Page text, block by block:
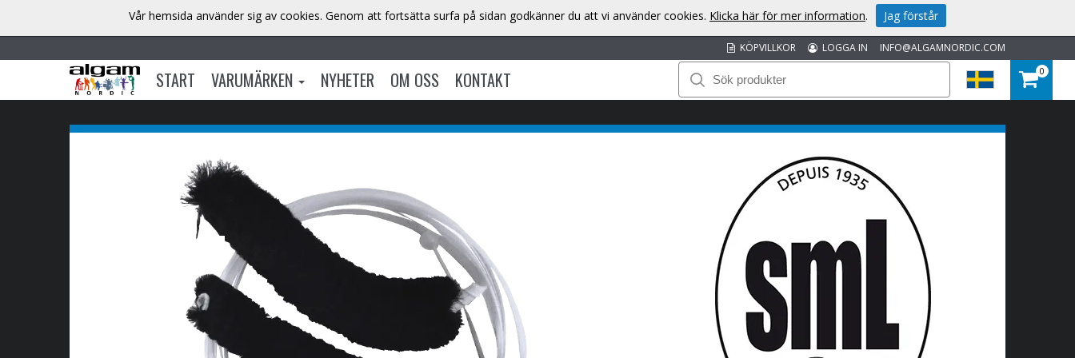
INFO@ALGAMNORDIC.COM
LOGGA IN
KÖPVILLKOR
START VARUMÄRKEN NYHETER OM OSS KONTAKT 0
Vår hemsida använder sig av cookies. Genom att fortsätta surfa på sidan godkänner du att vi använder cookies. Klicka här för mer information. Jag förstår